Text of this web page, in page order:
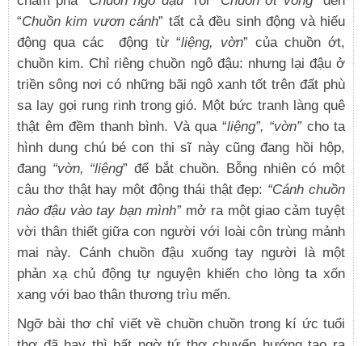
“Chuồn kim vươn cánh” tất cả đều sinh động và hiếu
động qua các động từ “liệng, vờn” của chuồn ớt,
chuồn kim. Chỉ riêng chuồn ngô đậu: nhưng lại đậu ở
triền sông nơi có những bãi ngô xanh tốt trên đất phù
sa lay gọi rung rinh trong gió. Một bức tranh làng quê
thật êm đềm thanh bình. Và qua “liệng”, “vờn”cho ta
hình dung chú bé con thi sĩ này cũng đang hồi hộp,
đang “vờn, “liệng” để bắt chuồn. Bỗng nhiên có một
câu thơ thật hay một động thái thật đẹp: “Cánh chuồn
nào đậu vào tay bạn mình”mở ra một giao cảm tuyệt
vời thân thiết giữa con người với loài côn trùng mảnh
mai này. Cánh chuồn đậu xuống tay người là một
phản xạ chủ động tự nguyện khiến cho lòng ta xốn
xang với bao thân thương trìu mến.
Ngỡ bài thơ chỉ viết về chuồn chuồn trong kí ức tuổi